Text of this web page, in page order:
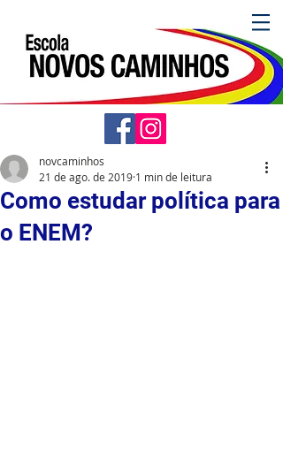
Como estudar política para
o ENEM?
novcaminhos
21 de ago. de 2019 1 min de leitura